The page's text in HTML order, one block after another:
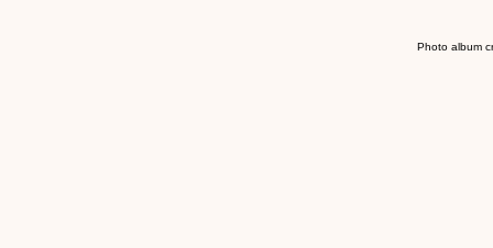
Photo album